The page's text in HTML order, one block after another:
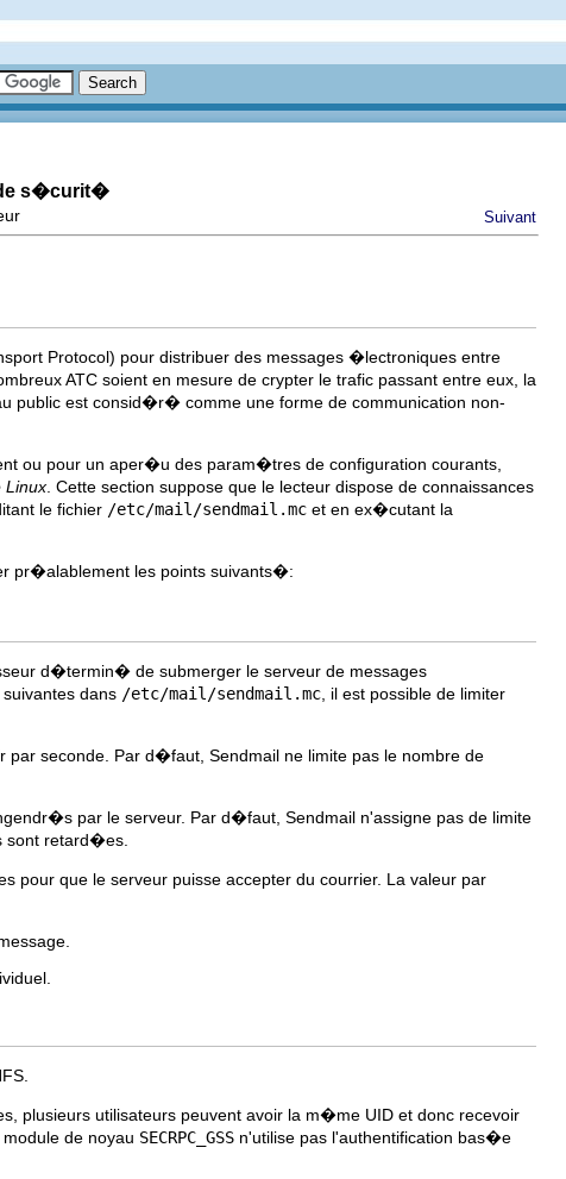
de s�curit�
Suivant
Protocol) pour distribuer des messages �lectroniques entre
ATC soient en mesure de crypter le trafic passant entre eux, la
public est consid�r� comme une forme de communication non-
ou pour un aper�u des param�tres de configuration courants,
Linux . Cette section suppose que le lecteur dispose de connaissances
le fichier /etc/mail/sendmail.mc et en ex�cutant la
pr�alablement les points suivants�:
d�termin� de submerger le serveur de messages
dans /etc/mail/sendmail.mc , il est possible de limiter
seconde. Par d�faut, Sendmail ne limite pas le nombre de
par le serveur. Par d�faut, Sendmail n'assigne pas de limite
sont retard�es.
que le serveur puisse accepter du courrier. La valeur par
plusieurs utilisateurs peuvent avoir la m�me UID et donc recevoir
de noyau SECRPC_GSS n'utilise pas l'authentification bas�e